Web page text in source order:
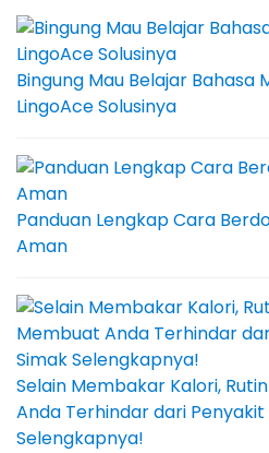
Bingung Mau Belajar Bahasa
LingoAce Solusinya
Panduan Lengkap Cara
Aman
Selain Membakar Kalori,
Anda Terhindar dari Penyakit
Selengkapnya!